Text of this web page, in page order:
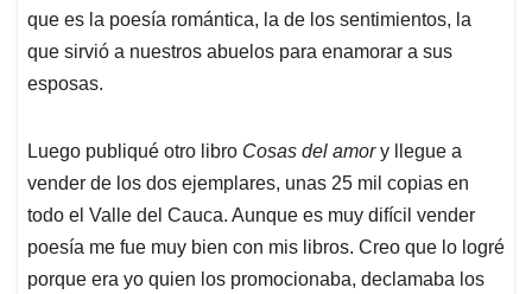
que es la poesía romántica, la de los sentimientos, la
que sirvió a nuestros abuelos para enamorar a sus
esposas.
Luego publiqué otro libro Cosas del amory llegue a
vender de los dos ejemplares, unas 25 mil copias en
todo el Valle del Cauca. Aunque es muy difícil vender
poesía me fue muy bien con mis libros. Creo que lo logré
porque era yo quien los promocionaba, declamaba los